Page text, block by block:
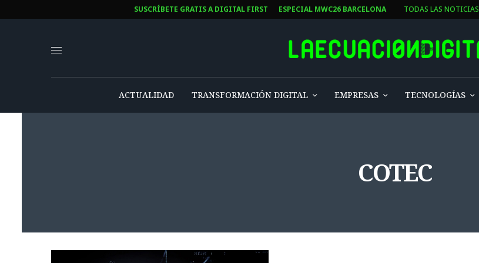
SUSCRÍBETE GRATIS A DIGITAL FIRST ESPECIAL MWC26 BARCELONA TODAS LAS NOTICIAS
ACTUALIDAD TRANSFORMACIÓN DIGITAL EMPRESAS TECNOLOGÍAS
COTEC